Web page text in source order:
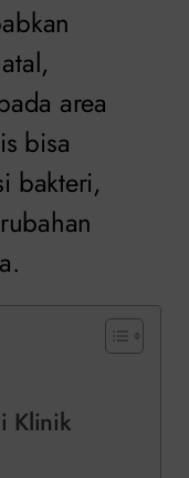
area
bisa
bakteri,
Klinik